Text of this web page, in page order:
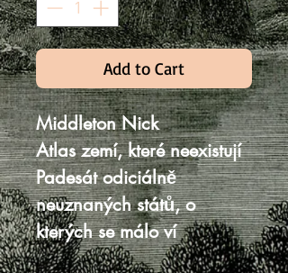
Add to Cart
Middleton Nick
Atlas zemí, které neexistují
Padesát odiciálně
neuznaných států, o
kterých se málo ví